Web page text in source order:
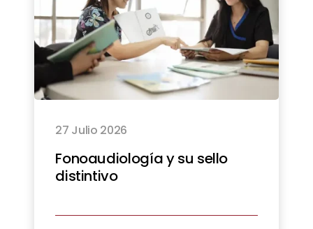
27 Julio 2026
Fonoaudiología y su sello
distintivo